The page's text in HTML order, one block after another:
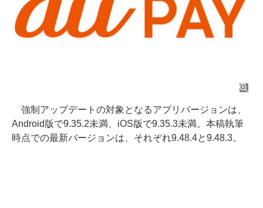
強制アップデートの対象となるアプリバージョンは、
Android版で9.35.2未満、iOS版で9.35.3未満。本稿執筆
時点での最新バージョンは、それぞれ9.48.4と9.48.3。